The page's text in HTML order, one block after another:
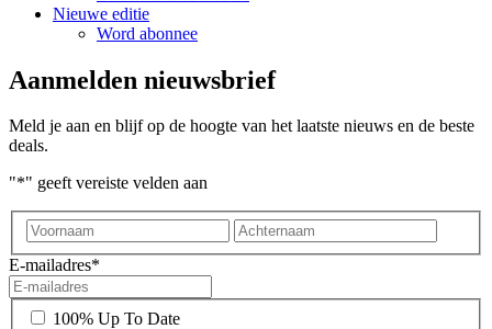
Nieuwe editie
Word abonnee
Aanmelden nieuwsbrief
Meld je aan en blijf op de hoogte van het laatste nieuws en de beste
deals.
"*" geeft vereiste velden aan
Voornaam
E-mailadres*
*
100% Up To Date